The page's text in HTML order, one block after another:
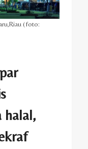
(foto:
halal,